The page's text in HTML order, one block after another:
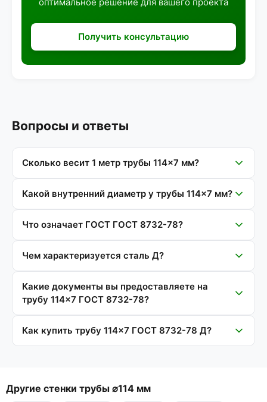
Получить консультацию
Вопросы и ответы
Сколько весит 1 метр трубы 114×7 мм?
Какой внутренний диаметр у трубы 114×7 мм?
Что означает ГОСТ ГОСТ 8732-78?
Чем характеризуется сталь Д?
Какие документы вы предоставляете на
трубу 114×7 ГОСТ 8732-78?
Как купить трубу 114×7 ГОСТ 8732-78 Д?
Другие стенки трубы ⌀114 мм